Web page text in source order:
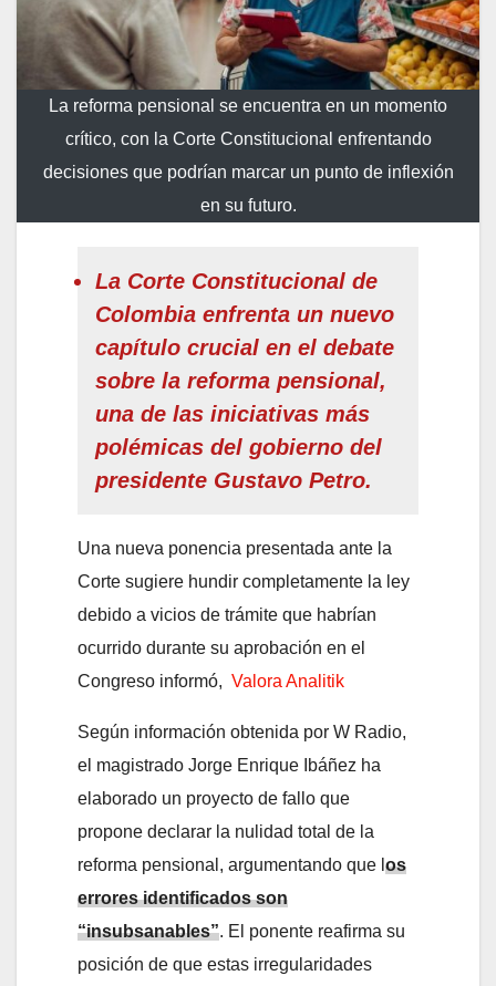
La reforma pensional se encuentra en un momento
crítico, con la Corte Constitucional enfrentando
decisiones que podrían marcar un punto de inflexión
en su futuro.
La Corte Constitucional de
Colombia enfrenta un nuevo
capítulo crucial en el debate
sobre la reforma pensional,
una de las iniciativas más
polémicas del gobierno del
presidente Gustavo Petro.
Una nueva ponencia presentada ante la
Corte sugiere hundir completamente la ley
debido a vicios de trámite que habrían
ocurrido durante su aprobación en el
Congreso informó, Valora Analitik
Según información obtenida por W Radio,
el magistrado Jorge Enrique Ibáñez ha
elaborado un proyecto de fallo que
propone declarar la nulidad total de la
reforma pensional, argumentando que l os
errores identificados son
“insubsanables”. El ponente reafirma su
posición de que estas irregularidades